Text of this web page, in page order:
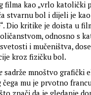
filma kao „vrlo katolički
stvarnu bol i dijeli je
Dio kritike je doista u
odnosno s
i mučeništva,
kroz fizičku bol.
sadrže mnoštvo grafički
čega mu je prvotno